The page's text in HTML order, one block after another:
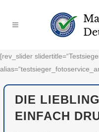
[rev_slider
DIE
EINFACH